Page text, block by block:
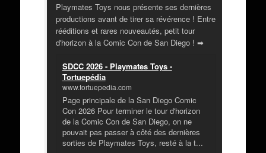
Playmates Toys nous présente ses dernières
productions avant de tirer sa révérence ! Entre
rééditions et rares nouveautés, petit tour
d'horizon à la Comic Con de San Diego ! ➡
SDCC 2026 - Playmates Toys -
Tortuepédia
www.tortuepedia.com
Page principale de la San Diego Comic
Con 2026 Pour terminer le tour d'horizon
de la Comic Con de San Diego, on ne
pouvait pas passer à côté des dernières
sorties de Playmates Toys, resté à la t...